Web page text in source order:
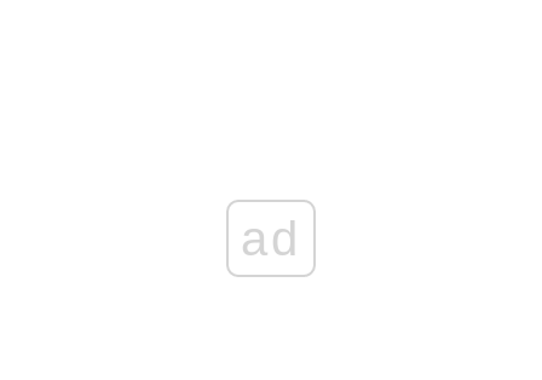
În urma rezultatului alegerilor din turul întâi la
prezidențiale, candidați clasați pe ultimele